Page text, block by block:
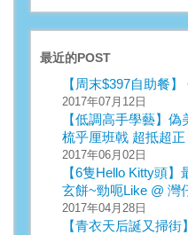
最近的POST
【周末$397自助餐
2017年07月12日
【低調高手學藝】
梳乎厘班戟 超抵超正
2017年06月02日
【6隻Hello Kitty頭
玄餅~勁呃Like @ 灣
2017年04月28日
【青衣天后誕又掃